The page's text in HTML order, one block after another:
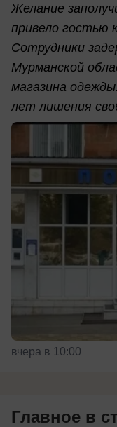
Желание
привело гостью
Сотрудники
Мурманской
магазина
лет лишения
вчера в 10:00
Главное в